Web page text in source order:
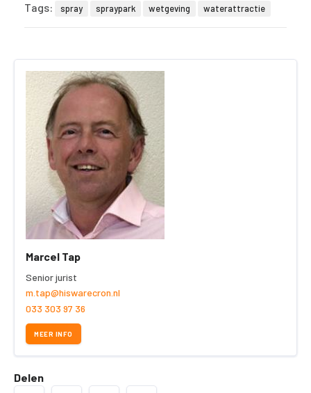
Tags: spray spraypark wetgeving waterattractie
Marcel Tap
Senior jurist
m.tap@hiswarecron.nl
033 303 97 36
MEER INFO
Delen